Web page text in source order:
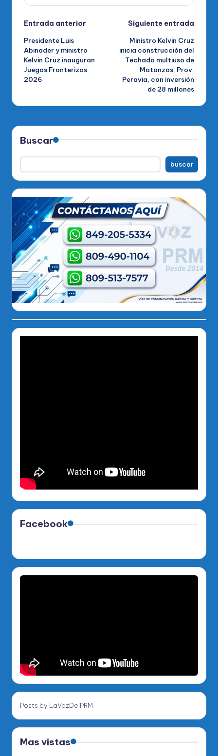
Navegación
de
entradas
Entrada anterior
Presidente Luis
Abinader y ministro
Kelvin Cruz inauguran
Juegos Fronterizos
2026
Siguiente entrada
Ministro Kelvin Cruz
inicia construcción del
Techado multiuso de
Matanzas, Prov.
Peravia, con inversión
de 28 millones
Buscar
buscar
Facebook
Posts by LaVozDelPRM
Mas vistas